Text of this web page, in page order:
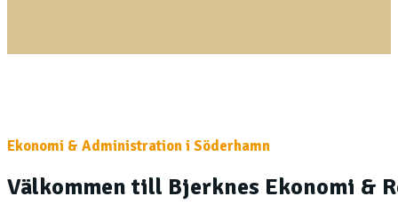
Ekonomi & Administration i Söderhamn
Välkommen till Bjerknes Ekonomi &